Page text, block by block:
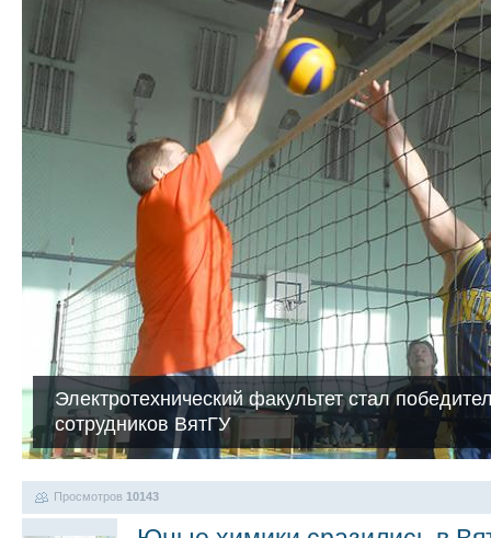
Электротехнический факультет стал
сотрудников ВятГУ
Просмотров 10143